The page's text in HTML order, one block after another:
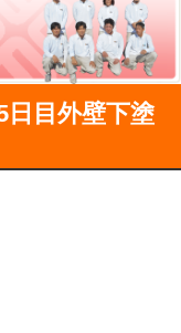
日目外壁下塗